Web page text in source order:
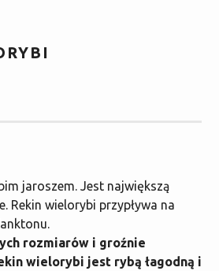
jaroszem. Jest największą
Rekin wielorybi przypływa na
rozmiarów i groźnie
wielorybi jest rybą łagodną i